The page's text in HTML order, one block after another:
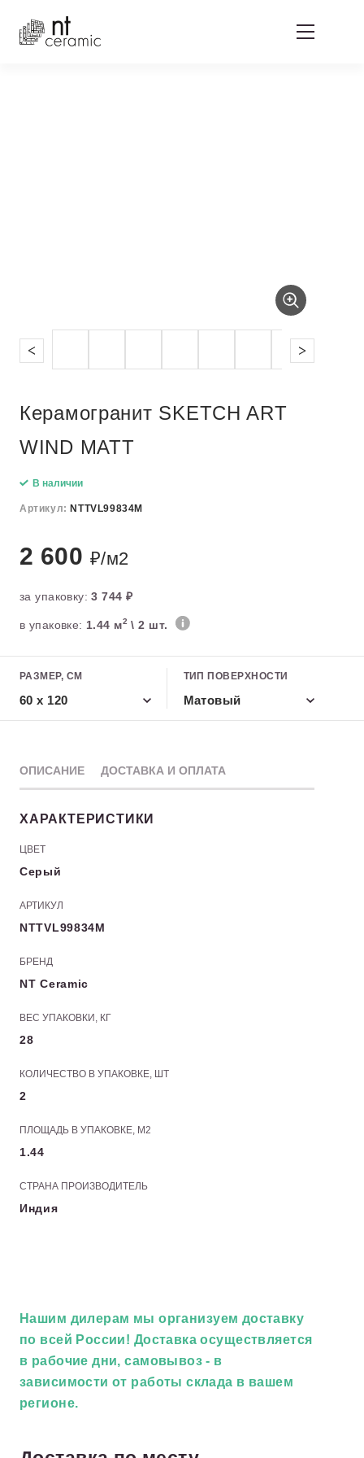
Керамогранит SKETCH ART
WIND MATT
В наличии
Артикул: NTTVL99834M
2 600 ₽/м2
за упаковку:3 744 ₽
в упаковке: 1.44 м2 \ 2 шт.
РАЗМЕР, СМ
60 x 120
ТИП ПОВЕРХНОСТИ
Матовый
ОПИСАНИЕ ДОСТАВКА И ОПЛАТА
ХАРАКТЕРИСТИКИ
ЦВЕТ
Серый
АРТИКУЛ
NTTVL99834M
БРЕНД
NT Ceramic
ВЕС УПАКОВКИ, КГ
28
КОЛИЧЕСТВО В УПАКОВКЕ, ШТ
2
ПЛОЩАДЬ В УПАКОВКЕ, М2
1.44
СТРАНА ПРОИЗВОДИТЕЛЬ
Индия
Нашим дилерам мы организуем доставку
по всей России! Доставка осуществляется
в рабочие дни, самовывоз - в
зависимости от работы склада в вашем
регионе.